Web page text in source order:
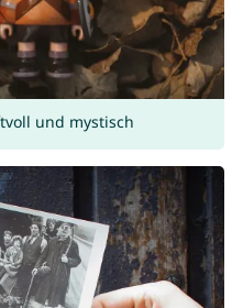
und mystisch